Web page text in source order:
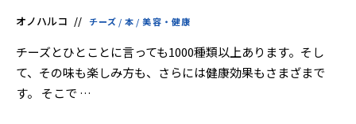
オノハルコ チーズ / 本 / 美容・健康
チーズとひとことに言っても1000種類以上あります。そし
て、その味も楽しみ方も、さらには健康効果もさまざまで
す。 そこで …